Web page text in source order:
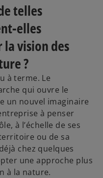
telles
elles
vision des
?
à terme. Le
qui ouvre le
un nouvel imaginaire
à penser
à l’échelle de ses
ou de sa
chez quelques
une approche plus
à la nature.